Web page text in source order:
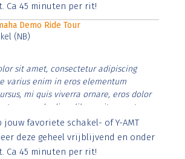
Ca 45 minuten per rit!
Demo Ride Tour
(NB)
sit amet, consectetur adipiscing
varius enim in eros elementum
mi quis viverra ornare, eros dolor
commodo diam libero vitae erat.
nibh et justo cursus id rutrum lorem
ut sem vitae risus tristique posuere.
favoriete schakel- of Y-AMT
deze geheel vrijblijvend en onder
Ca 45 minuten per rit!